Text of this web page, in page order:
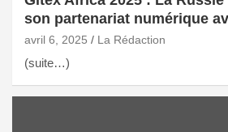
son partenariat numérique
avril 6, 2025 La Rédaction
(suite…)